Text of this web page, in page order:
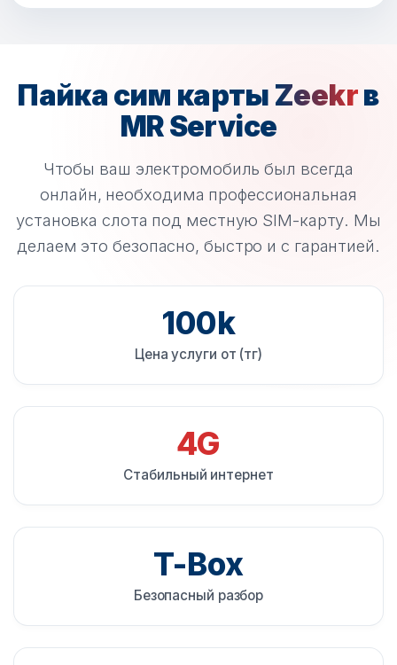
Пайка сим карты Zeekrв
MR Service
Чтобы ваш электромобиль был всегда
онлайн, необходима профессиональная
установка слота под местную SIM-карту. Мы
делаем это безопасно, быстро и с гарантией.
100k
Цена услуги от (тг)
4G
Стабильный интернет
T-Box
Безопасный разбор